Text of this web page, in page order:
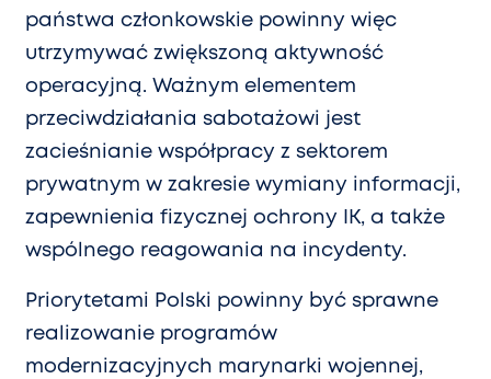
państwa członkowskie powinny więc
utrzymywać zwiększoną aktywność
operacyjną. Ważnym elementem
przeciwdziałania sabotażowi jest
zacieśnianie współpracy z sektorem
prywatnym w zakresie wymiany informacji,
zapewnienia fizycznej ochrony IK, a także
wspólnego reagowania na incydenty.
Priorytetami Polski powinny być sprawne
realizowanie programów
modernizacyjnych marynarki wojennej,